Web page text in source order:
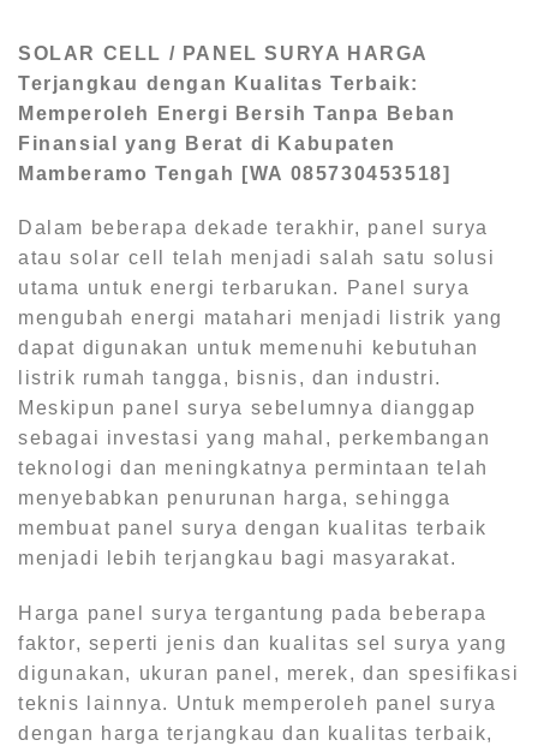
SOLAR CELL / PANEL SURYA HARGA
Terjangkau dengan Kualitas Terbaik:
Memperoleh Energi Bersih Tanpa Beban
Finansial yang Berat di Kabupaten
Mamberamo Tengah [WA 085730453518]
Dalam beberapa dekade terakhir, panel surya
atau solar cell telah menjadi salah satu solusi
utama untuk energi terbarukan. Panel surya
mengubah energi matahari menjadi listrik yang
dapat digunakan untuk memenuhi kebutuhan
listrik rumah tangga, bisnis, dan industri.
Meskipun panel surya sebelumnya dianggap
sebagai investasi yang mahal, perkembangan
teknologi dan meningkatnya permintaan telah
menyebabkan penurunan harga, sehingga
membuat panel surya dengan kualitas terbaik
menjadi lebih terjangkau bagi masyarakat.
Harga panel surya tergantung pada beberapa
faktor, seperti jenis dan kualitas sel surya yang
digunakan, ukuran panel, merek, dan spesifikasi
teknis lainnya. Untuk memperoleh panel surya
dengan harga terjangkau dan kualitas terbaik,